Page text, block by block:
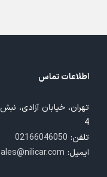
اطلاعات تماس
4
تلفن: 02166046050
ایمیل: